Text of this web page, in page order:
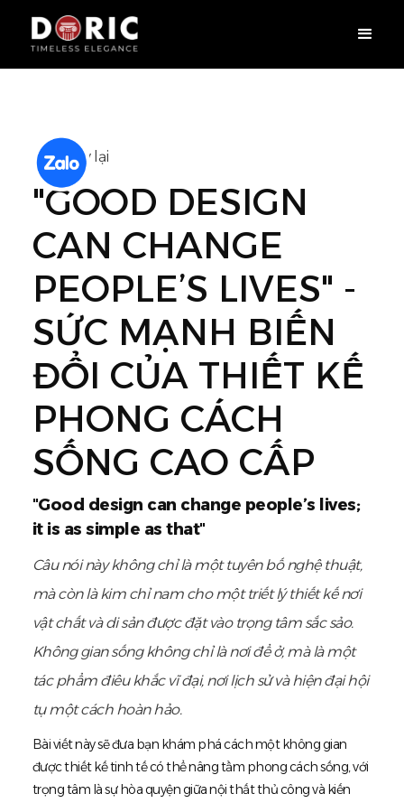
Quay lại
"GOOD DESIGN
CAN CHANGE
PEOPLE’S LIVES" -
SỨC MẠNH BIẾN
ĐỔI CỦA THIẾT KẾ
PHONG CÁCH
SỐNG CAO CẤP
"Good design can change people’s lives;
it is as simple as that"
Câu nói này không chỉ là một tuyên bố nghệ thuật,
mà còn là kim chỉ nam cho một triết lý thiết kế nơi
vật chất và di sản được đặt vào trọng tâm sắc sảo.
Không gian sống không chỉ là nơi để ở, mà là một
tác phẩm điêu khắc vĩ đại, nơi lịch sử và hiện đại hội
tụ một cách hoàn hảo.
Bài viết này sẽ đưa bạn khám phá cách một không gian
được thiết kế tinh tế có thể nâng tầm phong cách sống, với
trọng tâm là sự hòa quyện giữa nội thất thủ công và kiến